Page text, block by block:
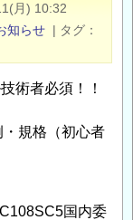
月) 10:32
知らせ | タグ
術者必須！！
・規格（初心者
国内委